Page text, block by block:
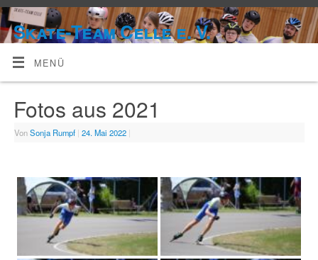
Skate-Team Celle e. V.
MENÜ
Fotos aus 2021
VonSonja Rumpf | 24. Mai 2022 |